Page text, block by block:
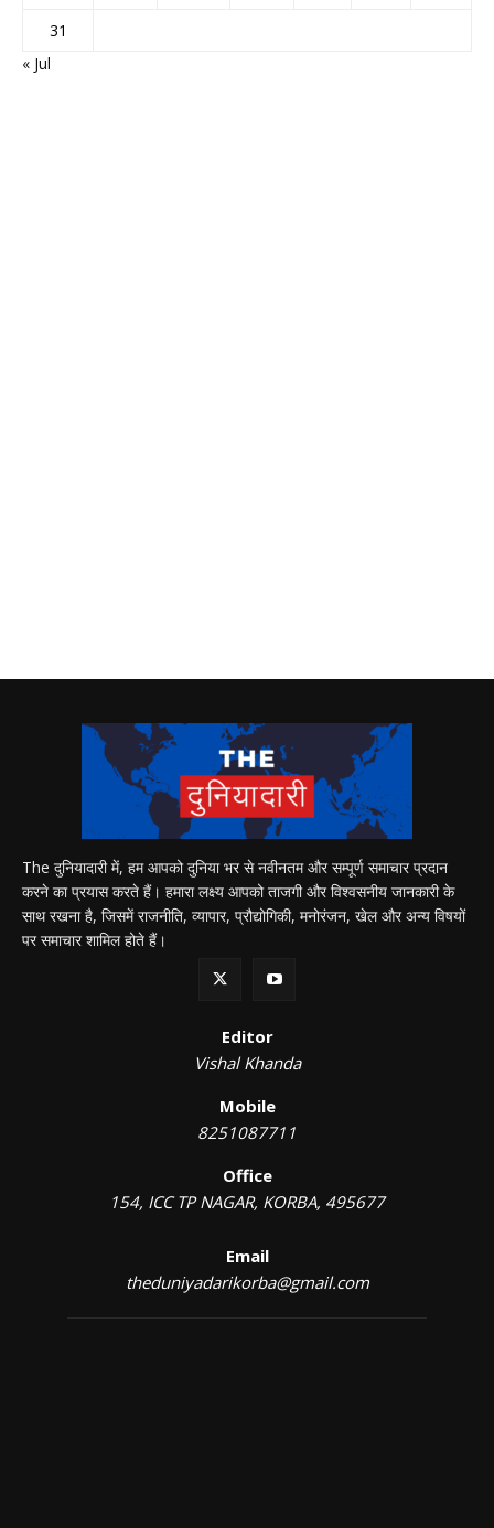
31
« Jul
The दुनियादारी में, हम आपको दुनिया भर से नवीनतम और सम्पूर्ण समाचार प्रदान
करने का प्रयास करते हैं। हमारा लक्ष्य आपको ताजगी और विश्वसनीय जानकारी के
साथ रखना है, जिसमें राजनीति, व्यापार, प्रौद्योगिकी, मनोरंजन, खेल और अन्य विषयों
पर समाचार शामिल होते हैं।
Editor
Vishal Khanda
Mobile
8251087711
Office
154, ICC TP NAGAR, KORBA, 495677
Email
theduniyadarikorba@gmail.com